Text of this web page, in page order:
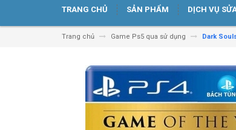
TRANG CHỦ SẢN PHẨM DỊCH VỤ
Trang chủ Game Ps5 qua sử dụng Dark